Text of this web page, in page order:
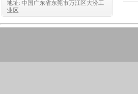
地址: 中国广东省东莞市万江区大汾工
业区